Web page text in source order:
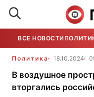
ВСЕ НОВОСТИ
Политика 18.10.2024
В воздушное
вторгались